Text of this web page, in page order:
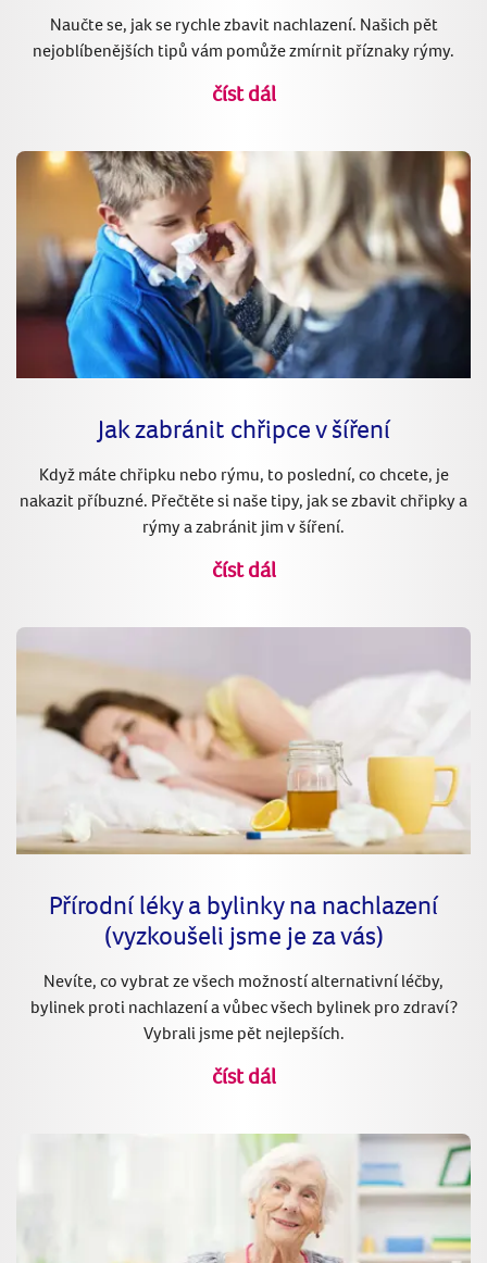
Naučte se, jak se rychle zbavit nachlazení. Našich pět
nejoblíbenějších tipů vám pomůže zmírnit příznaky rýmy.
číst dál
Jak zabránit chřipce v šíření
Když máte chřipku nebo rýmu, to poslední, co chcete, je
nakazit příbuzné. Přečtěte si naše tipy, jak se zbavit chřipky a
rýmy a zabránit jim v šíření.
číst dál
Přírodní léky a bylinky na nachlazení
(vyzkoušeli jsme je za vás)
Nevíte, co vybrat ze všech možností alternativní léčby,
bylinek proti nachlazení a vůbec všech bylinek pro zdraví?
Vybrali jsme pět nejlepších.
číst dál